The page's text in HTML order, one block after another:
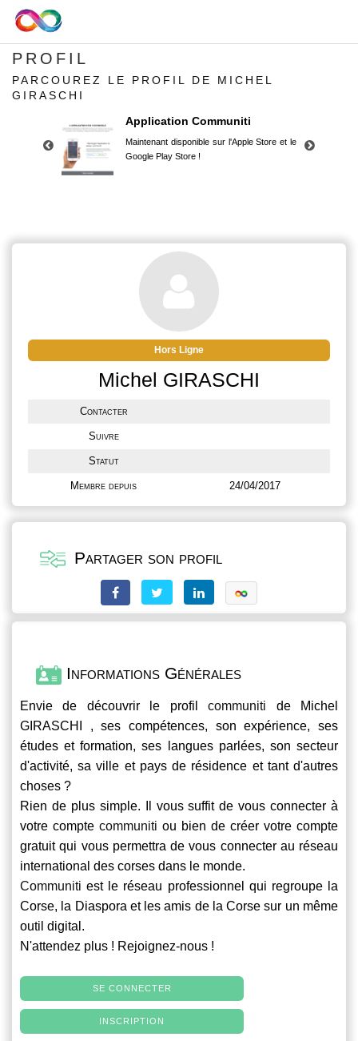
PROFIL
PARCOUREZ LE PROFIL DE MICHEL
GIRASCHI
Application Communiti
Maintenant disponible sur l'Apple Store et le
Google Play Store !
Google Play Store !
Hors Ligne
Michel GIRASCHI
Contacter
Suivre
Statut
Membre depuis 24/04/2017
Partager son profil
Informations Générales
Envie de découvrir le profilcommuniti de Michel
GIRASCHI , ses compétences, son expérience, ses
études et formation, ses langues parlées, son secteur
d'activité, sa ville et pays de résidence et tant d'autres
choses ?
Rien de plus simple. Il vous suffit de vous connecter à
votre compte communiti ou bien de créer votre compte
gratuit qui vous permettra de vous connecter au réseau
international des corses dans le monde.
Communiti est le réseau professionnel qui regroupe la
Corse, la Diaspora et les amis de la Corse sur un même
outil digital.
N'attendez plus ! Rejoignez-nous !
SE CONNECTER
INSCRIPTION